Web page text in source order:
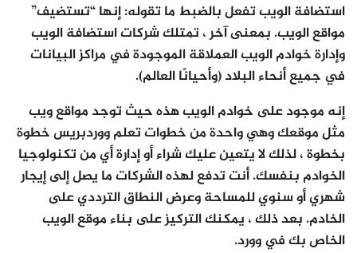
استضافة الويب تفعل بالضبط ما تقوله: إنها “تستضيف”
مواقع الويب. بمعنى آخر ، تمتلك شركات استضافة الويب
وإدارة خوادم الويب العملاقة الموجودة في مراكز البيانات
في جميع أنحاء البلاد (وأحيانًا العالم).
إنه موجود على خوادم الويب هذه حيث توجد مواقع ويب
مثل موقعك وهي واحدة من خطوات تعلم ووردبريس خطوة
بخطوة ، لذلك لا يتعين عليك شراء أو إدارة أي من تكنولوجيا
الخوادم بنفسك. أنت تدفع لهذه الشركات ما يصل إلى إيجار
شهري أو سنوي للمساحة وعرض النطاق الترددي على
الخادم. بعد ذلك ، يمكنك التركيز على بناء موقع الويب
الخاص بك في وورد.